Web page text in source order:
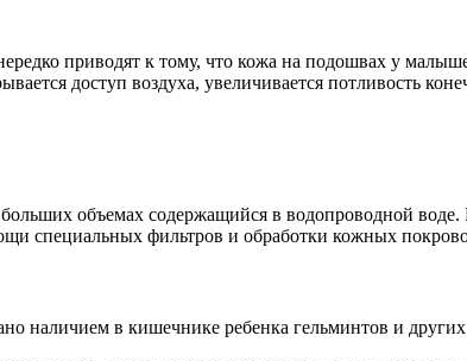
приводят к тому, что кожа на подошвах у
доступ воздуха, увеличивается потливость
объемах содержащийся в водопроводной
специальных фильтров и обработки кожных
наличием в кишечнике ребенка гельминтов и других